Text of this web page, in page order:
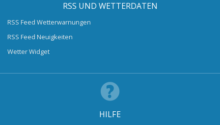
RSS UND WETTERDATEN
RSS Feed Wetterwarnungen
RSS Feed Neuigkeiten
Wetter Widget
HILFE